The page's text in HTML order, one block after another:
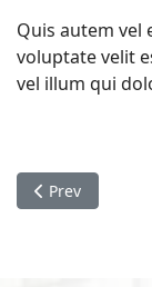
Quis autem vel
voluptate velit
vel illum qui
Previous
Prev